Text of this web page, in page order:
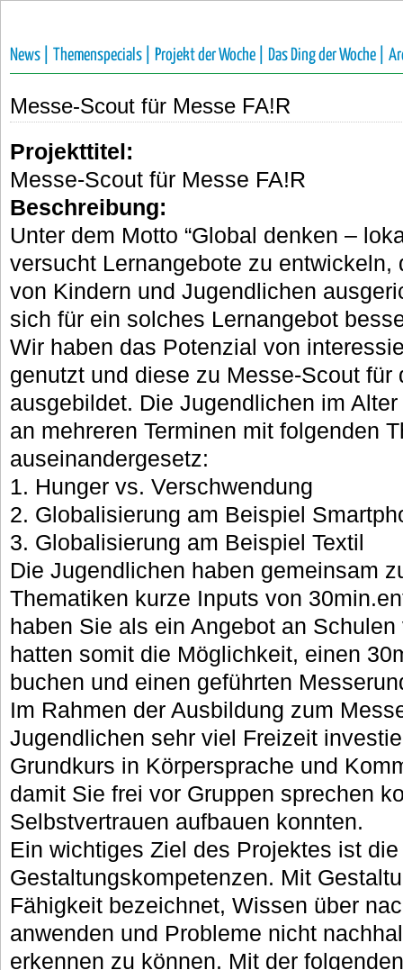
News | Themenspecials | Projekt der Woche | Das Ding der Woche |
Messe-Scout für Messe FA!R
Projekttitel:
Messe-Scout für Messe FA!R
Beschreibung:
Unter dem Motto “Global denken –
versucht Lernangebote zu entwickeln,
von Kindern und Jugendlichen
sich für ein solches Lernangebot
Wir haben das Potenzial von
genutzt und diese zu Messe-Scout für
ausgebildet. Die Jugendlichen im
an mehreren Terminen mit folgenden
auseinandergesetz:
1. Hunger vs. Verschwendung
2. Globalisierung am Beispiel
3. Globalisierung am Beispiel Textil
Die Jugendlichen haben gemeinsam
Thematiken kurze Inputs von
haben Sie als ein Angebot an
hatten somit die Möglichkeit, einen
buchen und einen geführten
Im Rahmen der Ausbildung zum
Jugendlichen sehr viel Freizeit
Grundkurs in Körpersprache und
damit Sie frei vor Gruppen sprechen
Selbstvertrauen aufbauen konnten.
Ein wichtiges Ziel des Projektes ist
Gestaltungskompetenzen. Mit
Fähigkeit bezeichnet, Wissen über
anwenden und Probleme nicht
erkennen zu können. Mit der